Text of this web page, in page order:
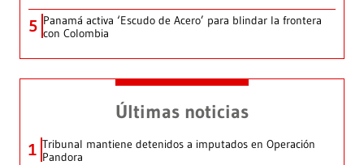
5 Panamá activa ‘Escudo de Acero’ para blindar la frontera
con Colombia
Últimas noticias
1 Tribunal mantiene detenidos a imputados en Operación
Pandora